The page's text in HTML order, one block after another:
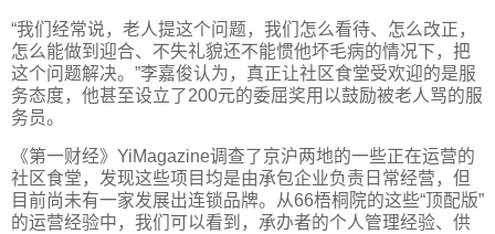
“我们经常说，老人提这个问题，我们怎么看待、怎么改正，
怎么能做到迎合、不失礼貌还不能惯他坏毛病的情况下，把
这个问题解决。”李嘉俊认为，真正让社区食堂受欢迎的是服
务态度，他甚至设立了200元的委屈奖用以鼓励被老人骂的服
务员。
《第一财经》YiMagazine调查了京沪两地的一些正在运营的
社区食堂，发现这些项目均是由承包企业负责日常经营，但
目前尚未有一家发展出连锁品牌。从66梧桐院的这些“顶配版”
的运营经验中，我们可以看到，承办者的个人管理经验、供